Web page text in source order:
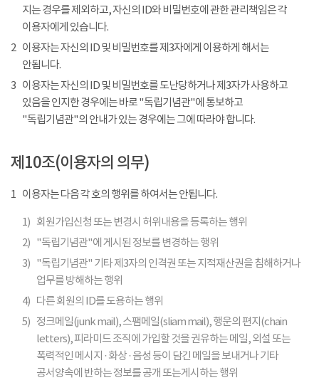
지는 경우를 제외하고, 자신의 ID와 비밀번호에 관한 관리책임은 각
이용자에게 있습니다.
2 이용자는 자신의 ID 및 비밀번호를 제3자에게 이용하게 해서는
안됩니다.
3 이용자는 자신의 ID 및 비밀번호를 도난당하거나 제3자가 사용하고
있음을 인지한 경우에는 바로 "독립기념관"에 통보하고
"독립기념관"의 안내가 있는 경우에는 그에 따라야 합니다.
제10조(이용자의 의무)
1 이용자는 다음 각 호의 행위를 하여서는 안됩니다.
1) 회원가입신청 또는 변경시 허위내용을 등록하는 행위
2) "독립기념관"에 게시된 정보를 변경하는 행위
3) "독립기념관" 기타 제3자의 인격권 또는 지적재산권을 침해하거나
업무를 방해하는 행위
4) 다른 회원의 ID를 도용하는 행위
5) 정크메일(junk mail), 스팸메일(sliam mail), 행운의 편지(chain
letters), 피라미드 조직에 가입할 것을 권유하는 메일, 외설 또는
폭력적인 메시지 · 화상 · 음성 등이 담긴 메일을 보내거나 기타
공서양속에 반하는 정보를 공개 또는게시하는 행위